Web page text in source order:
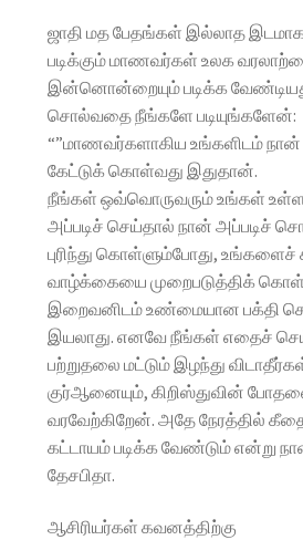
ஜாதி மத பேதங்கள் இல்லாத
படிக்கும் மாணவர்கள் உலக
இன்னொன்றையும் படிக்க
சொல்வதை நீங்களே படியுங்களேன்:
“”மாணவர்களாகிய உங்களிடம் நான்
கேட்டுக் கொள்வது இதுதான்.
நீங்கள் ஒவ்வொருவரும் உங்கள்
அப்படிச் செய்தால் நான் அப்படிச்
புரிந்து கொள்ளும்போது,
வாழ்க்கையை முறைபடுத்திக்
இறைவனிடம் உண்மையான பக்தி
இயலாது. எனவே நீங்கள் எதைச்
பற்றுதலை மட்டும் இழந்து
குர்ஆனையும், கிறிஸ்துவின்
வரவேற்கிறேன். அதே நேரத்தில்
கட்டாயம் படிக்க வேண்டும் என்று
தேசபிதா.
ஆசிரியர்கள் கவனத்திற்கு